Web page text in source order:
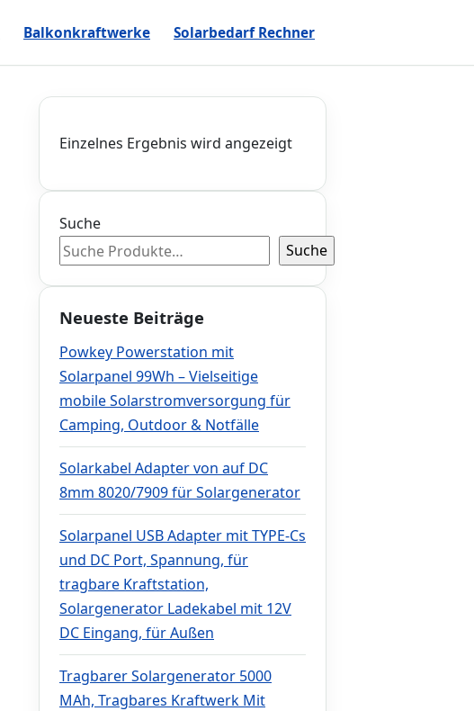
Balkonkraftwerke Solarbedarf Rechner
Einzelnes Ergebnis wird angezeigt
Suche
Suche
Neueste Beiträge
Powkey Powerstation mit
Solarpanel 99Wh – Vielseitige
mobile Solarstromversorgung für
Camping, Outdoor & Notfälle
Solarkabel Adapter von auf DC
8mm 8020/7909 für Solargenerator
Solarpanel USB Adapter mit TYPE-Cs
und DC Port, Spannung, für
tragbare Kraftstation,
Solargenerator Ladekabel mit 12V
DC Eingang, für Außen
Tragbarer Solargenerator 5000
MAh, Tragbares Kraftwerk Mit